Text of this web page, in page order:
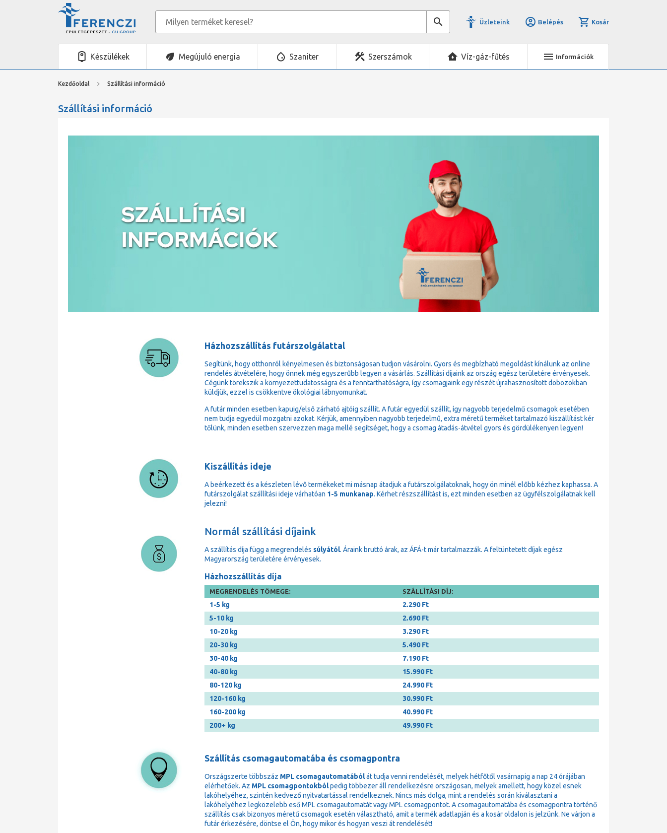
Üzleteink Belépés Kosár
Készülékek Megújuló energia Szaniter Szerszámok Víz-gáz-fűtés Információk
Kezdőoldal Szállítási információ
Szállítási információ
Házhozszállítás futárszolgálattal
Segítünk, hogy otthonról kényelmesen és biztonságosan tudjon vásárolni. Gyors és megbízható megoldást kínálunk az online
rendelés átvételére, hogy önnek még egyszerűbb legyen a vásárlás. Szállítási díjaink az ország egész területére érvényesek.
Cégünk törekszik a környezettudatosságra és a fenntarthatóságra, így csomagjaink egy részét újrahasznosított dobozokban
küldjük, ezzel is csökkentve ökológiai lábnyomunkat.
A futár minden esetben kapuig/első zárható ajtóig szállít. A futár egyedül szállít, így nagyobb terjedelmű csomagok esetében
nem tudja egyedül mozgatni azokat. Kérjük, amennyiben nagyobb terjedelmű, extra méretű terméket tartalmazó kiszállítást kér
tőlünk, minden esetben szervezzen maga mellé segítséget, hogy a csomag átadás-átvétel gyors és gördülékenyen legyen!
Kiszállítás ideje
A beérkezett és a készleten lévő termékeket mi másnap átadjuk a futárszolgálatoknak, hogy ön minél előbb kézhez kaphassa. A
futárszolgálat szállítási ideje várhatóan 1-5 munkanap. Kérhet részszállítást is, ezt minden esetben az ügyfélszolgálatnak kell
jelezni!
Normál szállítási díjaink
A szállítás díja függ a megrendelés súlyától. Áraink bruttó árak, az ÁFÁ-t már tartalmazzák. A feltüntetett díjak egész
Magyarország területére érvényesek.
Házhozszállítás díja
MEGRENDELÉS TÖMEGE: SZÁLLÍTÁSI DÍJ:
1-5 kg
2.290 Ft
5-10 kg
2.690 Ft
10-20 kg
3.290 Ft
20-30 kg
5.490 Ft
30-40 kg
7.190 Ft
40-80 kg
15.990 Ft
80-120 kg
24.990 Ft
120-160 kg
30.990 Ft
160-200 kg
40.990 Ft
200+ kg
49.990 Ft
Szállítás csomagautomatába és csomagpontra
Országszerte többszáz MPL csomagautomatábólát tudja venni rendelését, melyek hétfőtől vasárnapig a nap 24 órájában
elérhetőek. Az MPL csomagpontokbólpedig többezer áll rendelkezésre országosan, melyek amellett, hogy közel esnek
lakóhelyéhez, szintén kedvező nyitvatartással rendelkeznek. Nincs más dolga, mint a rendelés során kiválasztani a
lakóhelyéhez legközelebb eső MPL csomagautomatát vagy MPL csomagpontot. A csomagautomatába és csomagpontra történő
szállítás csak bizonyos méretű csomagok esetén választható, amit a termék adatlapján és a kosár oldalon is jelzünk. Ne várjon a
futár érkezésére, döntse el Ön, hogy mikor és hogyan veszi át rendelését!